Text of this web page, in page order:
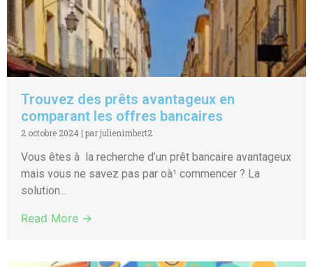
Trouvez des prêts avantageux en
comparant les offres bancaires
2 octobre 2024 | par julienimbert2
Vous êtes à la recherche d’un prêt bancaire avantageux
mais vous ne savez pas par oà¹ commencer ? La
solution...
Read More →